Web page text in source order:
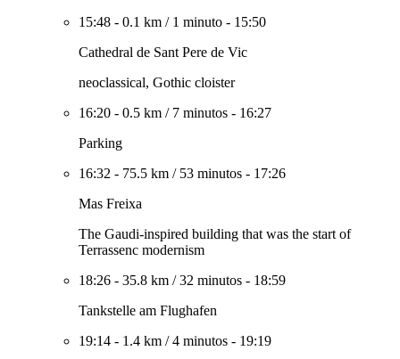
15:48 - 0.1 km / 1 minuto - 15:50
Cathedral de Sant Pere de Vic
neoclassical, Gothic cloister
16:20 - 0.5 km / 7 minutos - 16:27
Parking
16:32 - 75.5 km / 53 minutos - 17:26
Mas Freixa
The Gaudi-inspired building that was the start of
Terrassenc modernism
18:26 - 35.8 km /32 minutos - 18:59
Tankstelle am Flughafen
19:14 - 1.4 km /4 minutos - 19:19